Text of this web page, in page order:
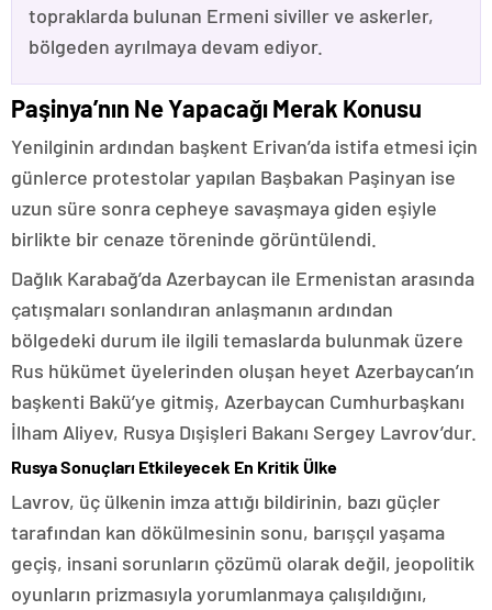
topraklarda bulunan Ermeni siviller ve askerler,
bölgeden ayrılmaya devam ediyor.
Paşinya’nın Ne Yapacağı Merak Konusu
Yenilginin ardından başkent Erivan’da istifa etmesi için
günlerce protestolar yapılan Başbakan Paşinyan ise
uzun süre sonra cepheye savaşmaya giden eşiyle
birlikte bir cenaze töreninde görüntülendi.
Dağlık Karabağ’da Azerbaycan ile Ermenistan arasında
çatışmaları sonlandıran anlaşmanın ardından
bölgedeki durum ile ilgili temaslarda bulunmak üzere
Rus hükümet üyelerinden oluşan heyet Azerbaycan’ın
başkenti Bakü’ye gitmiş, Azerbaycan Cumhurbaşkanı
İlham Aliyev, Rusya Dışişleri Bakanı Sergey Lavrov’dur.
Rusya Sonuçları Etkileyecek En Kritik Ülke
Lavrov, üç ülkenin imza attığı bildirinin, bazı güçler
tarafından kan dökülmesinin sonu, barışçıl yaşama
geçiş, insani sorunların çözümü olarak değil, jeopolitik
oyunların prizmasıyla yorumlanmaya çalışıldığını,